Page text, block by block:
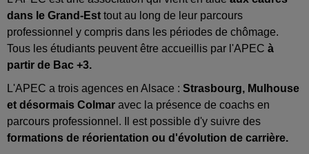
dans le Grand-Est tout au long de leur parcours
professionnel y compris dans les périodes de chômage.
Tous les étudiants peuvent être accueillis par l'APEC à
partir de Bac +3.
L'APEC a trois agences en Alsace : Strasbourg, Mulhouse
et désormais Colmar avec la présence de coachs en
parcours professionnel. Il est possible d'y suivre des
formations de réorientation ou d'évolution de carrière.